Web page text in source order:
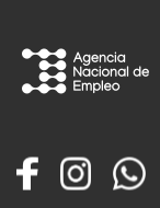
FacebookInstagram